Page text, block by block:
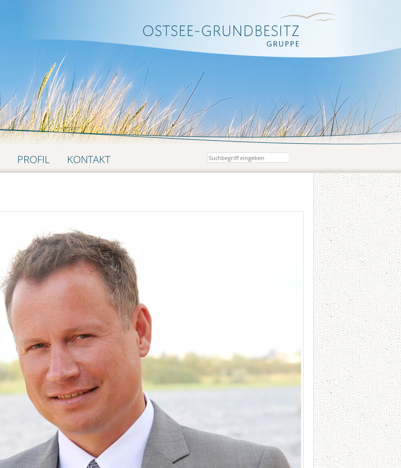
PROFIL KONTAKT